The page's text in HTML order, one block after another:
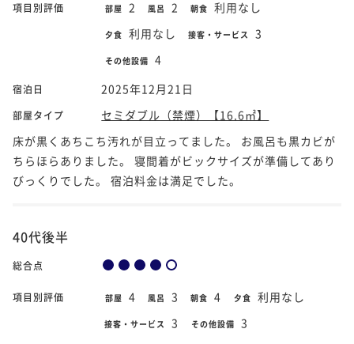
項目別評価 部屋 2 風呂 2 朝食 利用なし
夕食 利用なし 接客・サービス 3
その他設備 4
宿泊日 2025年12月21日
部屋タイプ
セミダブル（禁煙）【16.6㎡】
床が黒くあちこち汚れが目立ってました。 お風呂も黒カビが
ちらほらありました。 寝間着がビックサイズが準備してあり
びっくりでした。 宿泊料金は満足でした。
40代後半
総合点
項目別評価 部屋 4 風呂 3 朝食 4 夕食 利用なし
接客・サービス 3 その他設備 3